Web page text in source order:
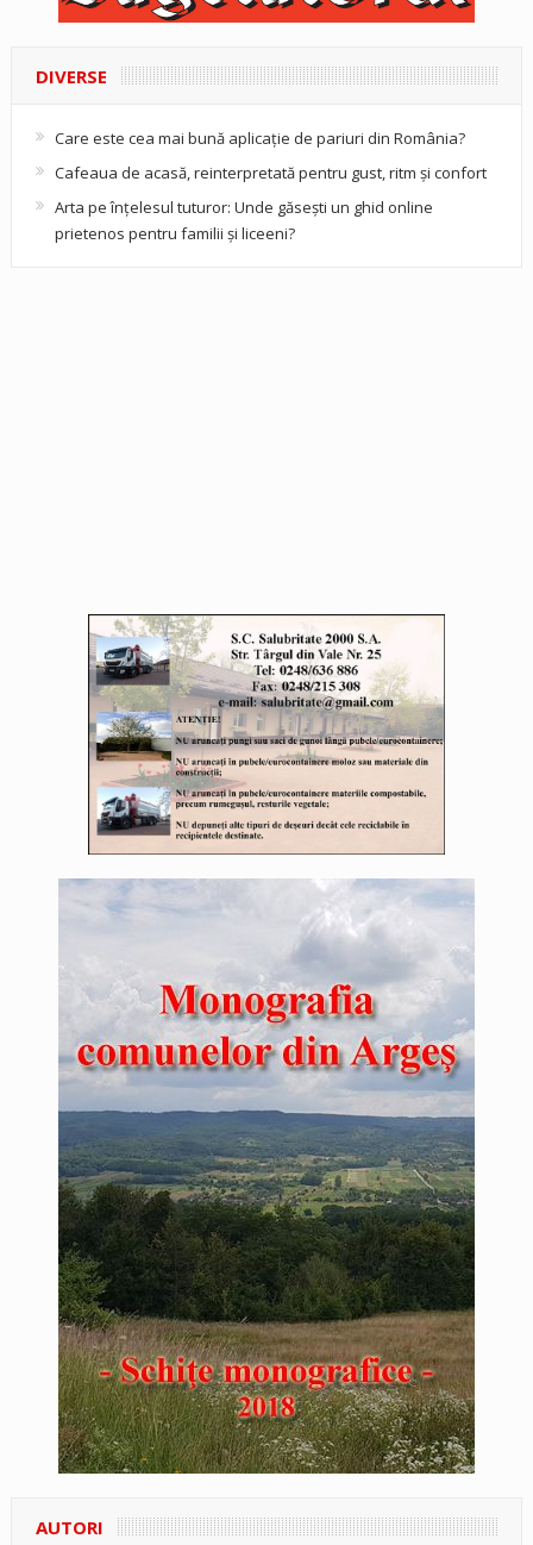
DIVERSE
Care este cea mai bună aplicație de pariuri din România?
Cafeaua de acasă, reinterpretată pentru gust, ritm și confort
Arta pe înțelesul tuturor: Unde găsești un ghid online
prietenos pentru familii și liceeni?
AUTORI